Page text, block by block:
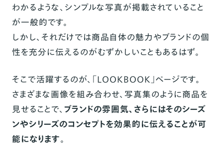
わかるような、シンプルな写真が掲載されていること
が一般的です。
しかし、それだけでは商品自体の魅力やブランドの個
性を充分に伝えるのがむずかしいこともあるはず。
そこで活躍するのが、「LOOKBOOK」ページです。
さまざまな画像を組み合わせ、写真集のように商品を
見せることで、 ブランドの雰囲気、さらにはそのシーズ
ンやシリーズのコンセプトを効果的に伝えることが可
能になります。